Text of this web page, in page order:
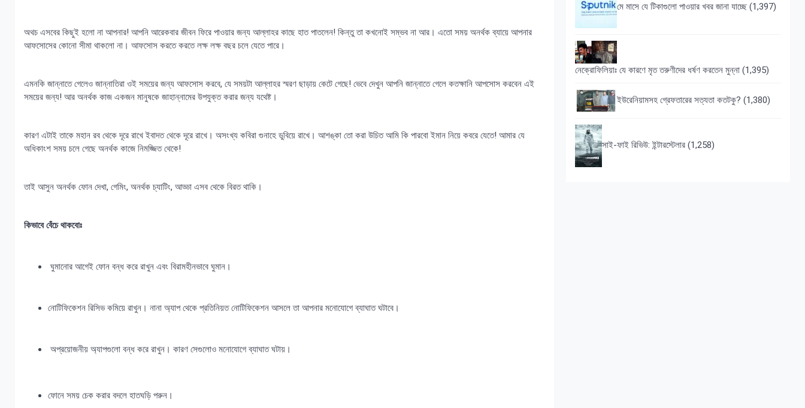
অথচ এসবের কিছুই হলো না আপনার! আপনি আরেকবার জীবন ফিরে পাওয়ার জন্য আল্লাহর কাছে হাত পাতলেন! কিন্তু তা কখনোই সম্ভব না আর। এতো সময় অনর্থক ব্যায়ে আপনার
আফসোসের কোনো সীমা থাকলো না। আফসোস করতে করতে লক্ষ লক্ষ বছর চলে যেতে পারে।
এমনকি জান্নাতে গেলেও জান্নাতিরা ওই সময়ের জন্য আফসোস করবে, যে সময়টা আল্লাহর স্মরণ ছাড়ায় কেটে গেছে! ভেবে দেখুন আপনি জান্নাতে গেলে কতক্ষানি আপসোস করবেন এই
সময়ের জন্য! আর অনর্থক কাজ একজন মানুষকে জাহান্নামের উপযুক্ত করার জন্য যথেষ্ট।
কারণ এটাই তাকে মহান রব থেকে দূরে রাখে ইবাদত থেকে দূরে রাখে। অসংখ্য কবিরা গুনাহে ডুবিয়ে রাখে। আশঙ্কা তো করা উচিত আমি কি পারবো ইমান নিয়ে কবরে যেতে! আমার যে
অধিকাংশ সময় চলে গেছে অনর্থক কাজে নিমজ্জিত থেকে!
তাই আসুন অনর্থক ফোন দেখা, গেমিং, অনর্থক চ্যাটিং, আড্ডা এসব থেকে বিরত থাকি।
কিভাবে বেঁচে থাকবোঃ
ঘুমানোর আগেই ফোন বন্ধ করে রাখুন এবং বিরামহীনভাবে ঘুমান।
নোটিফিকেশন রিসিভ কমিয়ে রাখুন। নানা অ্যাপ থেকে প্রতিনিয়ত নোটিফিকেশন আসলে তা আপনার মনোযোগে ব্যাঘাত ঘটাবে।
অপ্রয়োজনীয় অ্যাপগুলো বন্ধ করে রাখুন। কারণ সেগুলোও মনোযোগে ব্যাঘাত ঘটায়।
ফোনে সময় চেক করার বদলে হাতঘড়ি পরুন।
মে মাসে যে টিকাগুলো পাওয়ার খবর জানা যাচ্ছে (1,397)
নেক্রোফিলিয়াঃ যে কারণে মৃত তরুণীদের ধর্ষণ করতেন মুন্না (1,395)
ইউরেনিয়ামসহ গ্রেফতারের সত্যতা কতটকু? (1,380)
সাই-ফাই রিভিউ: ইন্টারস্টেলার (1,258)